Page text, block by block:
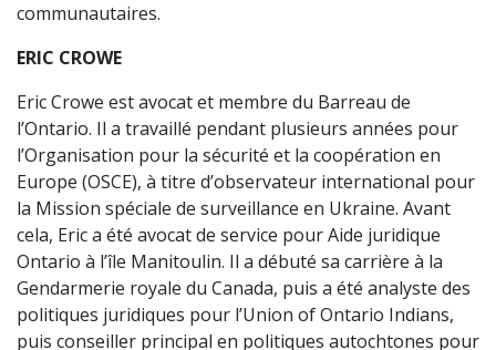
communautaires.
ERIC CROWE
Eric Crowe est avocat et membre du Barreau de
l’Ontario. Il a travaillé pendant plusieurs années pour
l’Organisation pour la sécurité et la coopération en
Europe (OSCE), à titre d’observateur international pour
la Mission spéciale de surveillance en Ukraine. Avant
cela, Eric a été avocat de service pour Aide juridique
Ontario à l’île Manitoulin. Il a débuté sa carrière à la
Gendarmerie royale du Canada, puis a été analyste des
politiques juridiques pour l’Union of Ontario Indians,
puis conseiller principal en politiques autochtones pour